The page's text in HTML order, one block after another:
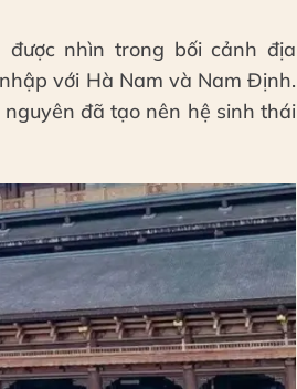
nhìn trong bối cảnh địa
với Hà Nam và Nam Định.
đã tạo nên hệ sinh thái